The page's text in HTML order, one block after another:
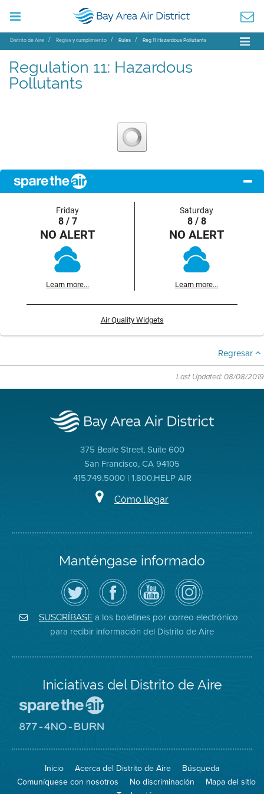
Distrito de Aire Reglas y cumplimiento Rules Reg 11 Hazardous Pollutants
Regulation 11: Hazardous
Pollutants
Friday
8 / 7
NO ALERT
Learn more...
Saturday
8 / 8
NO ALERT
Learn more...
Air Quality Widgets
Regresar
Last Updated: 08/08/2019
375 Beale Street, Suite 600
San Francisco, CA 94105
415.749.5000 | 1.800.HELP AIR
Cómo llegar
Manténgase informado
Siga
el
Distrito
de
Aire
en
Twitter
Visite
la
página
de
Facebook
del
Distrito
Canal
de
YouTube
del
Distrito
de
Aire
Air
District
on
Instagram
SUSCRÍBASE a los boletines por correo electrónico
para recibir información del Distrito de Aire
Iniciativas del Distrito de Aire
Spare
Air
el
sitio
8774
Burn
Inicio Acerca del Distrito de Aire
Búsqueda
Comuníquese con nosotros
No discriminación
Mapa del sitio